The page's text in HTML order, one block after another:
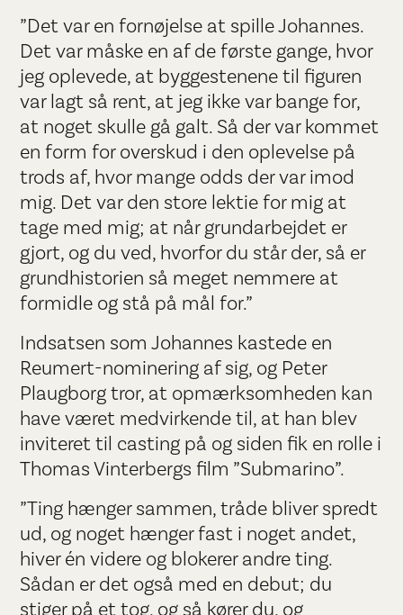
”Det var en fornøjelse at spille Johannes.
Det var måske en af de første gange, hvor
jeg oplevede, at byggestenene til figuren
var lagt så rent, at jeg ikke var bange for,
at noget skulle gå galt. Så der var kommet
en form for overskud i den oplevelse på
trods af, hvor mange odds der var imod
mig. Det var den store lektie for mig at
tage med mig; at når grundarbejdet er
gjort, og du ved, hvorfor du står der, så er
grundhistorien så meget nemmere at
formidle og stå på mål for.”
Indsatsen som Johannes kastede en
Reumert-nominering af sig, og Peter
Plaugborg tror, at opmærksomheden kan
have været medvirkende til, at han blev
inviteret til casting på og siden fik en rolle i
Thomas Vinterbergs film ”Submarino”.
”Ting hænger sammen, tråde bliver spredt
ud, og noget hænger fast i noget andet,
hiver én videre og blokerer andre ting.
Sådan er det også med en debut; du
stiger på et tog, og så kører du, og